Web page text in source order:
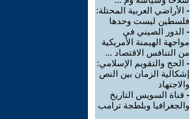
- الأراضي العربية المحتلة:
فلسطين ليست وحدها
- الدور الصيني في
مواجهة الهيمنة الأمريكية
من التنافس الاقتصاد ...
- الحج والتقويم الإسلامي:
إشكالية الزمان بين النص
والاجتهاد
- قناة السويس التاريخ
والجغرافيا وبلطجة ترامب